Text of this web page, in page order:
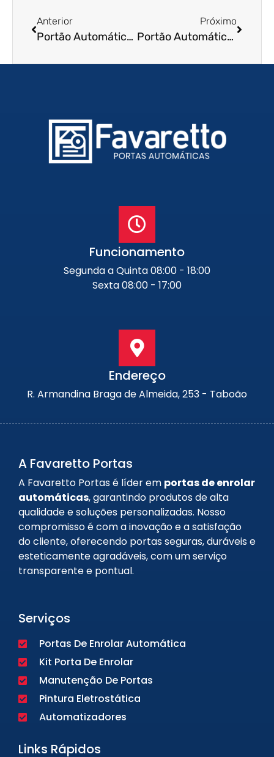
Anterior
Portão Automático de Enrolar em Barretos – SP
Próximo
Portão Automático de Enrolar em Bertioga – SP
Funcionamento
Segunda a Quinta 08:00 - 18:00
Sexta 08:00 - 17:00
Endereço
R. Armandina Braga de Almeida, 253 - Taboão
A Favaretto Portas
A Favaretto Portas é líder em portas de enrolar
automáticas, garantindo produtos de alta
qualidade e soluções personalizadas. Nosso
compromisso é com a inovação e a satisfação
do cliente, oferecendo portas seguras, duráveis e
esteticamente agradáveis, com um serviço
transparente e pontual.
Serviços
Portas De Enrolar Automática
Kit Porta De Enrolar
Manutenção De Portas
Pintura Eletrostática
Automatizadores
Links Rápidos